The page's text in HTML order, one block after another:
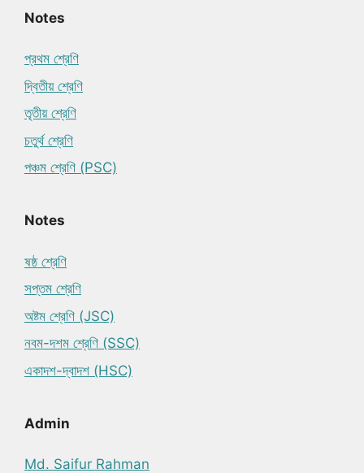
Notes
প্রথম শ্রেণি
দ্বিতীয় শ্রেণি
তৃতীয় শ্রেণি
চতুর্থ শ্রেণি
পঞ্চম শ্রেণি (PSC)
Notes
ষষ্ঠ শ্রেণি
সপ্তম শ্রেণি
অষ্টম শ্রেণি (JSC)
নবম-দশম শ্রেণি (SSC)
একাদশ-দ্বাদশ (HSC)
Admin
Md. Saifur Rahman